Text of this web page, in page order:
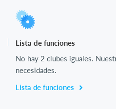
Lista de funciones
No hay 2 clubes iguales.
necesidades.
Lista de funciones